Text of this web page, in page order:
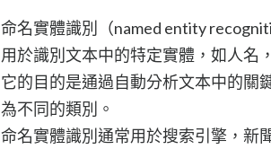
命名實體識別（named entity
用於識別文本中的特定實體，如人名
它的目的是通過自動分析文本中的關
為不同的類別。
命名實體識別通常用於搜索引擎，新